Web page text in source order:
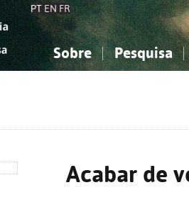
PT EN FR
Sobre Pesquisa
Acabar de